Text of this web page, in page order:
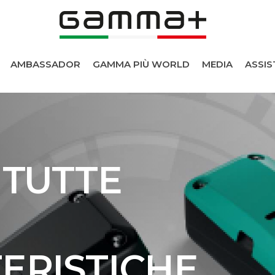
AMBASSADOR GAMMA PIÙ WORLD MEDIA